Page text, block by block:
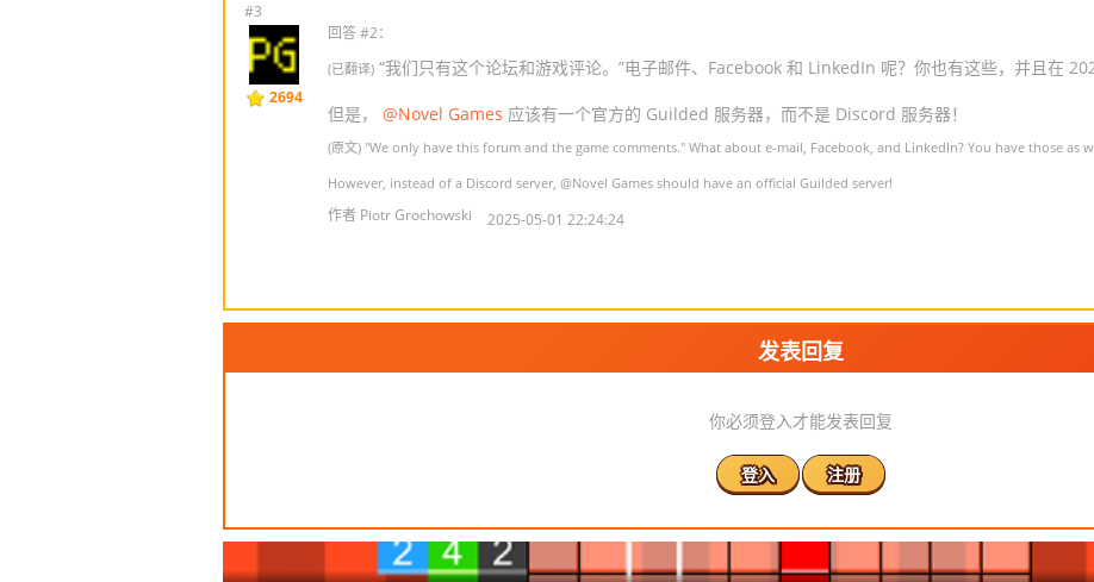
#3
2694
回答 #2：
(已翻译) “我们只有这个论坛和游戏评论。”电子邮件、Facebook 和 LinkedIn 呢？你也有这些，并且在
但是， @Novel Games 应该有一个官方的 Guilded 服务器，而不是 Discord 服务器！
(原文) "We only have this forum and the game comments." What about e-mail, Facebook, and LinkedIn? You have those as
However, instead of a Discord server, @Novel Games should have an official Guilded server!
作者 Piotr Grochowski 2025-05-01 22:24:24
发表回复
你必须登入才能发表回复
登入 注册